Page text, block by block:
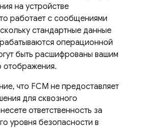
на устройстве
работает с сообщениями
стандартные данные
операционной
быть расшифрованы вашим
что FCM не предоставляет
для сквозного
ответственность за
уровня безопасности в